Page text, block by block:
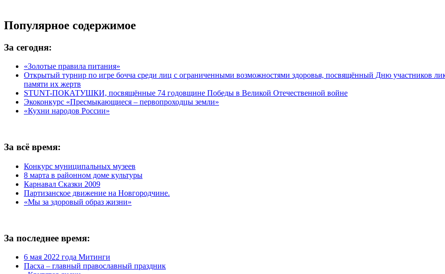
Популярное содержимое
За сегодня:
«Золотые правила питания»
Открытый турнир по игре бочча среди лиц с ограниченными возможностями здоровья, посвящённый Дню участников
памяти их жертв
STUNT-ПОКАТУШКИ, посвящённые 74 годовщине Победы в Великой Отечественной войне
Экоконкурс «Пресмыкающиеся – первопроходцы земли»
«Кухни народов России»
За всё время:
Конкурс муниципальных музеев
8 марта в районном доме культуры
Карнавал Сказки 2009
Партизанское движение на Новгородчине.
«Мы за здоровый образ жизни»
За последнее время:
6 мая 2022 года Митинги
Пасха – главный православный праздник